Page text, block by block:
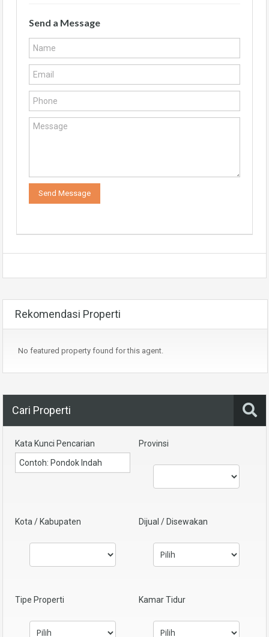
Send a Message
Rekomendasi Properti
No featured property found for this agent.
Cari Properti
Kata Kunci Pencarian Provinsi
Kota / Kabupaten Dijual / Disewakan
Tipe Properti Kamar Tidur